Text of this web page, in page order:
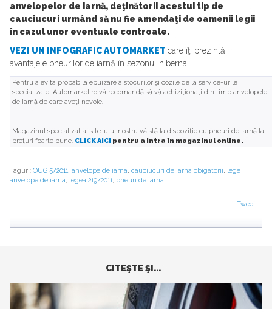
anvelopelor de iarnă, deţinătorii acestui tip de
cauciucuri urmând să nu fie amendaţi de oamenii legii
în cazul unor eventuale controale.
VEZI UN INFOGRAFIC AUTOMARKET care îţi prezintă
avantajele pneurilor de iarnă în sezonul hibernal.
Pentru a evita probabila epuizare a stocurilor şi cozile de la service-urile
specializate, Automarket.ro vă recomandă să vă achiziţionaţi din timp anvelopele
de iarnă de care aveţi nevoie.
Magazinul specializat al site-ului nostru vă stă la dispoziţie cu pneuri de iarnă la
preţuri foarte bune. CLICK AICI pentru a intra în magazinul online.
Taguri: OUG 5/2011, anvelope de iarna, cauciucuri de iarna obigatorii, lege
anvelope de iarna, legea 219/2011, pneuri de iarna
Tweet
CITEŞTE ŞI...